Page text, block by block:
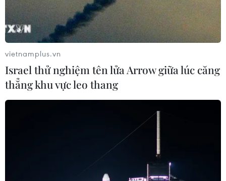
vietnamplus.vn
Israel thử nghiệm tên lửa Arrow giữa lúc căng
thẳng khu vực leo thang